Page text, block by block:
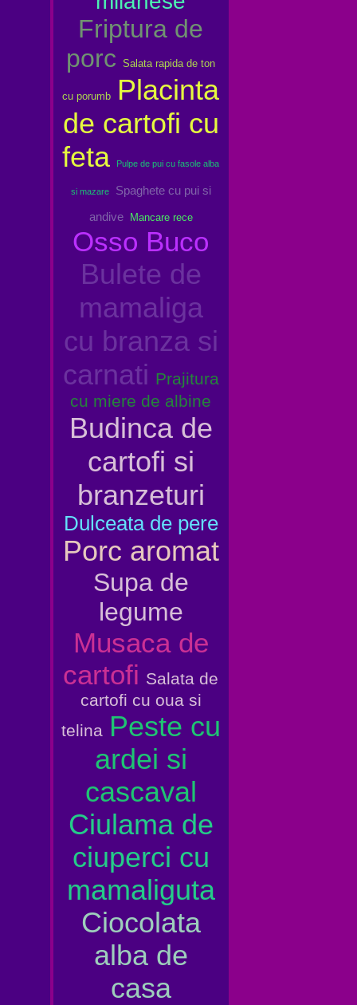
Friptura de
porc Salata rapida de ton
cu porumb
Placinta
de cartofi cu
feta
Pulpe de pui cu fasole alba
si mazare Spaghete cu pui si
andive Mancare rece
Osso Buco
Bulete de
mamaliga
cu branza si
carnati Prajitura
cu miere de albine
Budinca de
cartofi si
branzeturi
Dulceata de pere
Porc aromat
Supa de
legume
Musaca de
cartofi Salata de
cartofi cu oua si
telina Peste cu
ardei si
cascaval
Ciulama de
ciuperci cu
mamaliguta
Ciocolata
alba de
casa